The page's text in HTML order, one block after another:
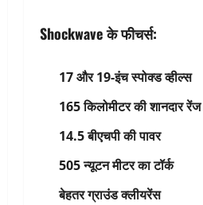
Shockwave के फीचर्स:
17 और 19-इंच स्पोक्ड व्हील्स
165 किलोमीटर की शानदार रेंज
14.5 बीएचपी की पावर
505 न्यूटन मीटर का टॉर्क
बेहतर ग्राउंड क्लीयरेंस